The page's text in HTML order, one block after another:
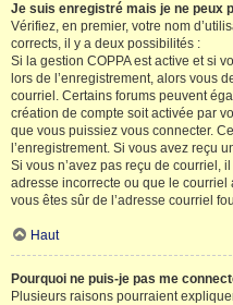
Je suis enregistré mais je ne peux
Vérifiez, en premier, votre nom
corrects, il y a deux possibilités :
Si la gestion COPPA est active et si
lors de l’enregistrement, alors vous
courriel. Certains forums peuvent
création de compte soit activée par
que vous puissiez vous connecter.
l’enregistrement. Si vous avez reçu
Si vous n’avez pas reçu de courriel,
adresse incorrecte ou que le courriel
vous êtes sûr de l’adresse courriel
Haut
Pourquoi ne puis-je pas me
Plusieurs raisons pourraient